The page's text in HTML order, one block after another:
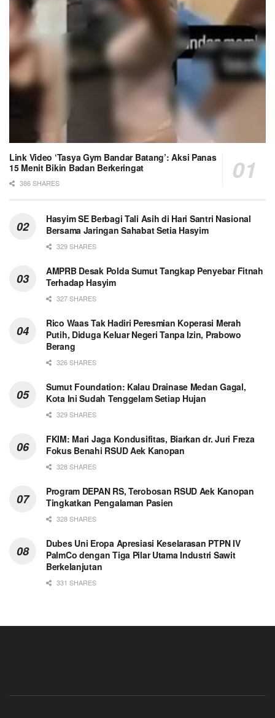
Link Video ‘Tasya Gym Bandar Batang’: Aksi Panas
15 Menit Bikin Badan Berkeringat
386 SHARES
Hasyim SE Berbagi Tali Asih di Hari Santri Nasional
Bersama Jaringan Sahabat Setia Hasyim
329 SHARES
AMPRB Desak Polda Sumut Tangkap Penyebar Fitnah
Terhadap Hasyim
327 SHARES
Rico Waas Tak Hadiri Peresmian Koperasi Merah
Putih, Diduga Keluar Negeri Tanpa Izin, Prabowo
Berang
326 SHARES
Sumut Foundation: Kalau Drainase Medan Gagal,
Kota Ini Sudah Tenggelam Setiap Hujan
329 SHARES
FKIM: Mari Jaga Kondusifitas, Biarkan dr. Juri Freza
Fokus Benahi RSUD Aek Kanopan
328 SHARES
Program DEPAN RS, Terobosan RSUD Aek Kanopan
Tingkatkan Pengalaman Pasien
328 SHARES
Dubes Uni Eropa Apresiasi Keselarasan PTPN IV
PalmCo dengan Tiga Pilar Utama Industri Sawit
Berkelanjutan
331 SHARES